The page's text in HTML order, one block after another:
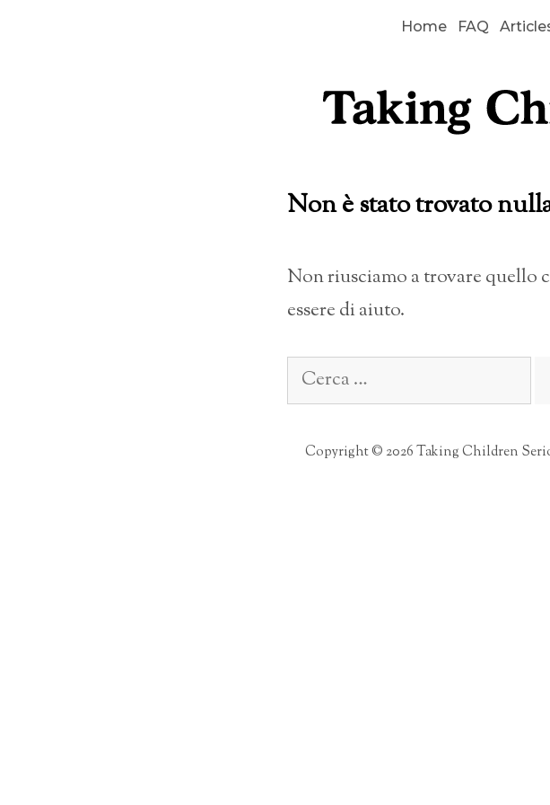
Home FAQ
Non è stato trovato
Non riusciamo a trovare quello
essere di aiuto.
Ricerca
per:
Copyright © 2026 Taking Children